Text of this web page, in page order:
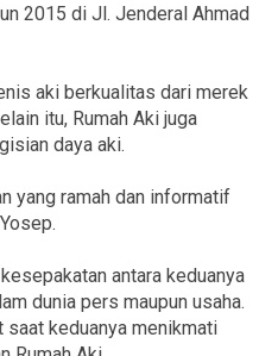
2015 di Jl. Jenderal Ahmad
aki berkualitas dari merek
itu, Rumah Aki juga
daya aki.
yang ramah dan informatif
antara keduanya
dunia pers maupun usaha.
keduanya menikmati